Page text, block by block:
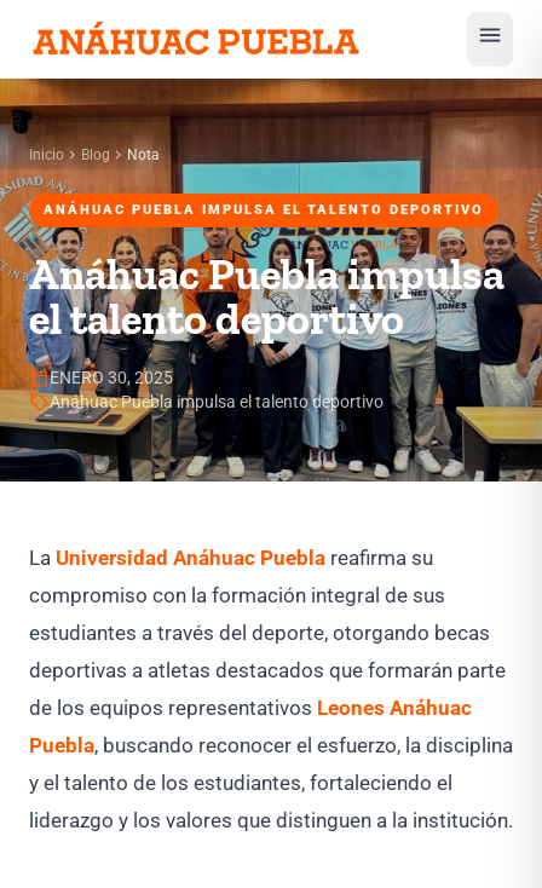
menu
Inicio chevron_right Blog chevron_right Nota
ANÁHUAC PUEBLA IMPULSA EL TALENTO DEPORTIVO
Anáhuac Puebla impulsa
el talento deportivo
calendar_monthENERO 30, 2025
sellAnáhuac Puebla impulsa el talento deportivo
La Universidad Anáhuac Puebla reafirma su
compromiso con la formación integral de sus
estudiantes a través del deporte, otorgando becas
deportivas a atletas destacados que formarán parte
de los equipos representativos Leones Anáhuac
Puebla, buscando reconocer el esfuerzo, la disciplina
y el talento de los estudiantes, fortaleciendo el
liderazgo y los valores que distinguen a la institución.